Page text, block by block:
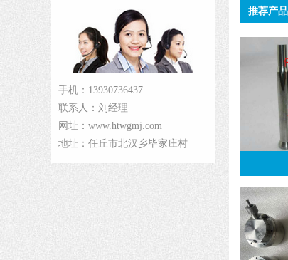
手机：13930736437
联系人：刘经理
网址：www.htwgmj.com
地址：任丘市北汉乡毕家庄村
推荐产品